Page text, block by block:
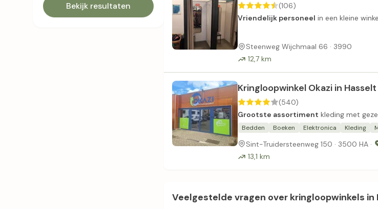
Bekijk resultaten
(106)
Vriendelijk personeel in een kleine
Steenweg Wijchmaal 66 · 3990
12,7 km
Kringloopwinkel Okazi in Hasselt
(540)
Grootste assortiment kleding met
Bedden Boeken Elektronica Kleding
Sint-Truidersteenweg 150 · 3500 HA ·
13,1 km
Veelgestelde vragen over kringloopwinkels